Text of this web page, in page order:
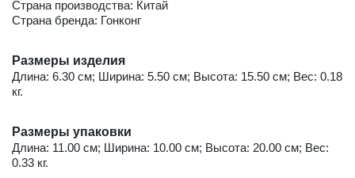
Страна производства: Китай
Страна бренда: Гонконг
Размеры изделия
Длина: 6.30 см; Ширина: 5.50 см; Высота: 15.50 см; Вес: 0.18
кг.
Размеры упаковки
Длина: 11.00 см; Ширина: 10.00 см; Высота: 20.00 см; Вес:
0.33 кг.